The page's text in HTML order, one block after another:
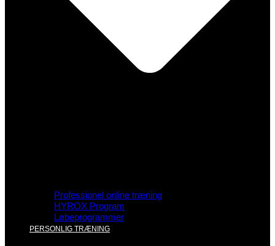
Professionel online træning
HYROX Program
Løbeprogrammer
PERSONLIG TRÆNING